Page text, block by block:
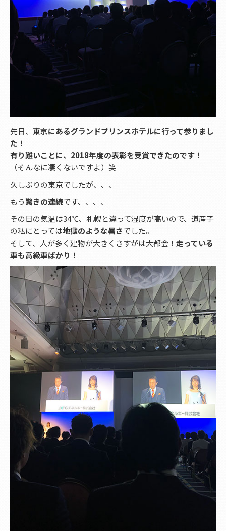
先日、 東京にあるグランドプリンスホテルに行って参りまし
た！
有り難いことに、2018年度の表彰を受賞できたのです！
（そんなに凄くないですよ）笑
久しぶりの東京でしたが、、、
もう驚きの連続です、、、、
その日の気温は34℃、札幌と違って湿度が高いので、道産子
の私にとっては地獄のような暑さでした。
そして、人が多く建物が大きくさすがは大都会！ 走っている
車も高級車ばかり！